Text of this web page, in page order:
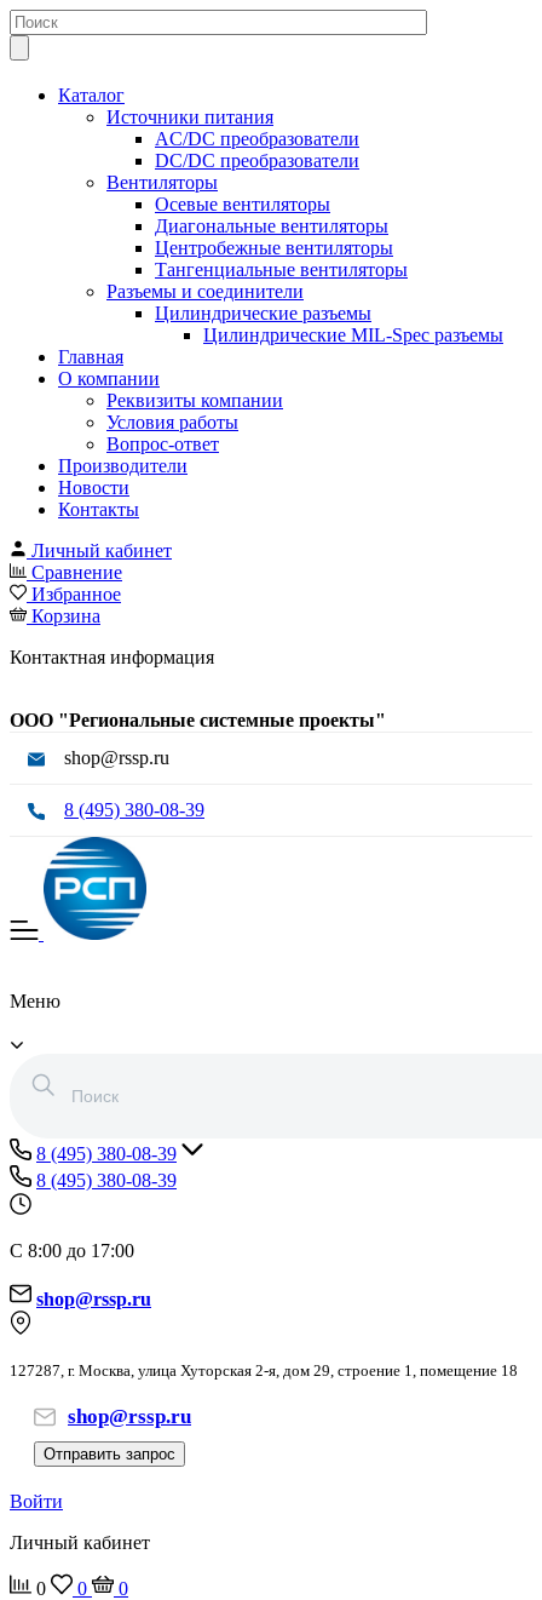
Каталог
Источники питания
AC/DC преобразователи
DC/DC преобразователи
Вентиляторы
Осевые вентиляторы
Диагональные вентиляторы
Центробежные вентиляторы
Тангенциальные вентиляторы
Разъемы и соединители
Цилиндрические разъемы
Цилиндрические MIL-Spec разъемы
Главная
О компании
Реквизиты компании
Условия работы
Вопрос-ответ
Производители
Новости
Контакты
Личный кабинет
Сравнение
Избранное
Корзина
Контактная информация
ООО "Региональные системные проекты"
shop@rssp.ru
8 (495) 380-08-39
Меню
8 (495) 380-08-39
8 (495) 380-08-39
С 8:00 до 17:00
shop@rssp.ru
127287, г. Москва, улица Хуторская 2-я, дом 29, строение 1, помещение 18
shop@rssp.ru
Отправить запрос
Войти
Личный кабинет
0 0
0